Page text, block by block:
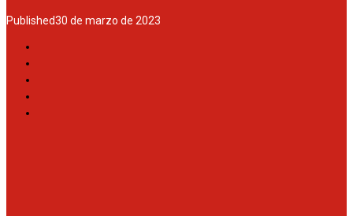
Published30 de marzo de 2023